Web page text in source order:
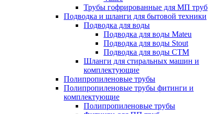
Трубы гофрированные для МП труб
Подводка и шланги для бытовой техники
Подводка для воды
Подводка для воды Mateu
Подводка для воды Stout
Подводка для воды СТМ
Шланги для стиральных машин и
комплектующие
Полипропиленовые трубы
Полипропиленовые трубы фитинги и
комплектующие
Полипропиленовые трубы